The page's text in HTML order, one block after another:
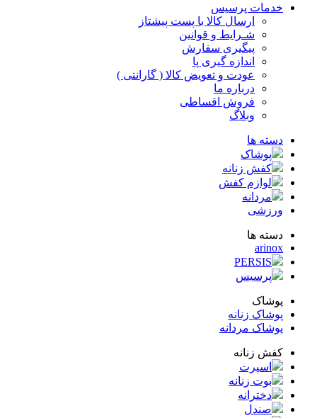
پرسیس
ارسال کالا با پست پیشتاز
شـرایط و قوانین
پیگیری سفارش
اندازه گیری پا
عودت و تعویض کالا ( گارانتی )
درباره ما
فروش اقساطی
ها
پوشاک
کفش زنانه
لوازم کفش
مردانه
ها
PERSIS
پرسیس
زنانه
مردانه
زنانه
اسپرت
بوت زنانه
دخترانه
صندل